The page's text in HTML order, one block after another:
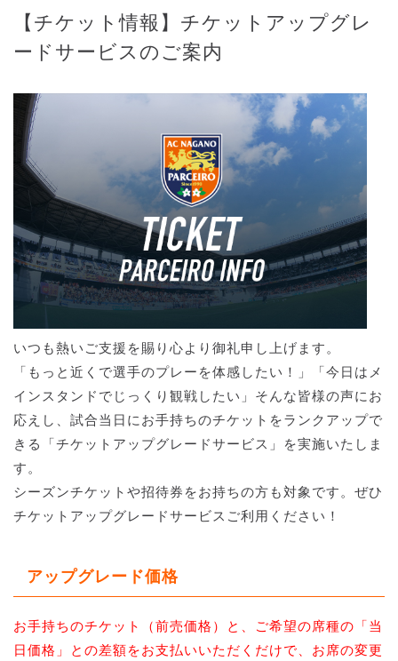
【チケット情報】チケットアップグレ
ードサービスのご案内
いつも熱いご支援を賜り心より御礼申し上げます。
「もっと近くで選手のプレーを体感したい！」「今日はメ
インスタンドでじっくり観戦したい」そんな皆様の声にお
応えし、試合当日にお手持ちのチケットをランクアップで
きる「チケットアップグレードサービス」を実施いたしま
す。
シーズンチケットや招待券をお持ちの方も対象です。ぜひ
チケットアップグレードサービスご利用ください！
アップグレード価格
お手持ちのチケット（前売価格）と、ご希望の席種の「当
日価格」との差額をお支払いいただくだけで、お席の変更